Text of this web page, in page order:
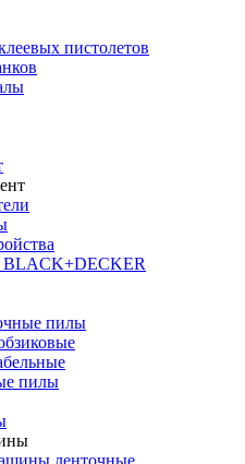
пистолетов
BLACK+DECKER
пилы
пилы
ленточные